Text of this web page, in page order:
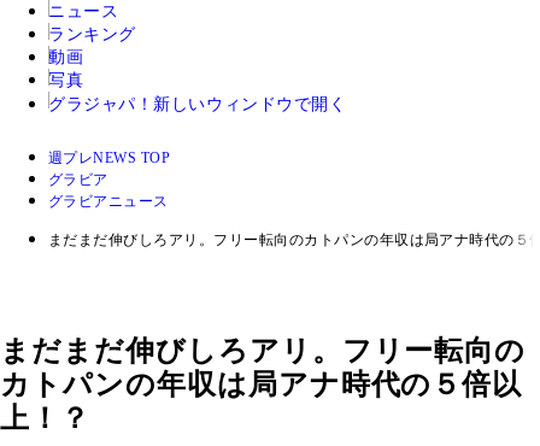
ニュース
ランキング
動画
写真
グラジャパ！ 新しいウィンドウで開く
週プレNEWS TOP
グラビア
グラビアニュース
まだまだ伸びしろアリ。フリー転向のカトパンの年収は局アナ時代の５
まだまだ伸びしろアリ。フリー転向の
カトパンの年収は局アナ時代の５倍以
上！？